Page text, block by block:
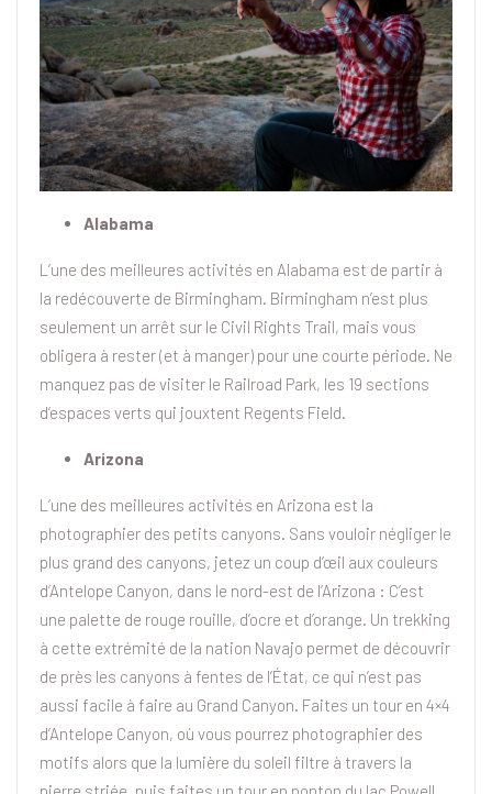
Alabama
L’une des meilleures activités en Alabama est de partir à
la redécouverte de Birmingham. Birmingham n’est plus
seulement un arrêt sur le Civil Rights Trail, mais vous
obligera à rester (et à manger) pour une courte période. Ne
manquez pas de visiter le Railroad Park, les 19 sections
d’espaces verts qui jouxtent Regents Field.
Arizona
L’une des meilleures activités en Arizona est la
photographier des petits canyons. Sans vouloir négliger le
plus grand des canyons, jetez un coup d’œil aux couleurs
d’Antelope Canyon, dans le nord-est de l’Arizona : C’est
une palette de rouge rouille, d’ocre et d’orange. Un trekking
à cette extrémité de la nation Navajo permet de découvrir
de près les canyons à fentes de l’État, ce qui n’est pas
aussi facile à faire au Grand Canyon. Faites un tour en 4×4
d’Antelope Canyon, où vous pourrez photographier des
motifs alors que la lumière du soleil filtre à travers la